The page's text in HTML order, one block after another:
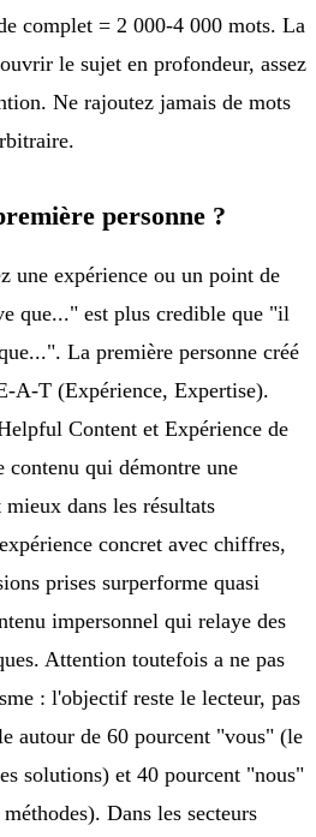
complet = 2 000-4 000 mots. La
le sujet en profondeur, assez
Ne rajoutez jamais de mots
personne ?
une expérience ou un point de
que..." est plus credible que "il
La première personne créé
A-T (Expérience, Expertise).
Content et Expérience de
contenu qui démontre une
dans les résultats
concret avec chiffres,
prises surperforme quasi
impersonnel qui relaye des
Attention toutefois a ne pas
: l'objectif reste le lecteur, pas
autour de 60 pourcent "vous" (le
solutions) et 40 pourcent "nous"
Dans les secteurs